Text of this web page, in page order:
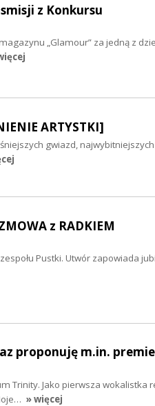
z Konkursu
„Glamour” za jedną z
ARTYSTKI]
gwiazd,
z RADKIEM
Pustki. Utwór zapowiada
proponuję m.in.
Trinity. Jako pierwsza wokalistka
» więcej